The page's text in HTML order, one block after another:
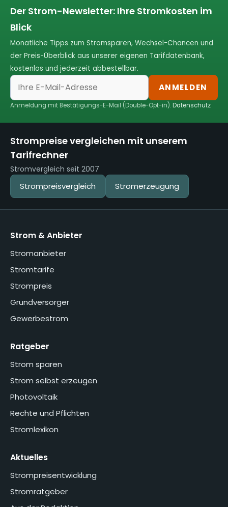
Der Strom-Newsletter: Ihre Stromkosten im
Blick
Monatliche Tipps zum Stromsparen, Wechsel-Chancen und
der Preis-Überblick aus unserer eigenen Tarifdatenbank,
kostenlos und jederzeit abbestellbar.
ANMELDEN
Anmeldung mit Bestätigungs-E-Mail (Double-Opt-in).Datenschutz
Strompreise vergleichen mit unserem
Tarifrechner
Stromvergleich seit 2007
Strompreisvergleich Stromerzeugung
Strom & Anbieter
Stromanbieter
Stromtarife
Strompreis
Grundversorger
Gewerbestrom
Ratgeber
Strom sparen
Strom selbst erzeugen
Photovoltaik
Rechte und Pflichten
Stromlexikon
Aktuelles
Strompreisentwicklung
Stromratgeber